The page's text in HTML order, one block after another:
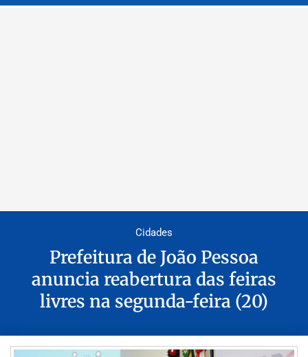
Cidades
Prefeitura de João Pessoa
anuncia reabertura das feiras
livres na segunda-feira (20)